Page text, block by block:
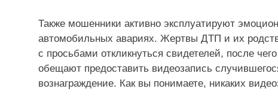
Также мошенники активно эксплуатируют
автомобильных авариях. Жертвы ДТП и их
с просьбами откликнуться свидетелей, после
обещают предоставить видеозапись
вознаграждение. Как вы понимаете, никаких